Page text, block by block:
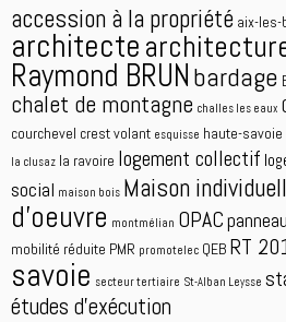
accession à la propriété aix-les-
architecte
Raymond BRUNbardage
chalet de montagne challes les eaux
courchevel crest volant esquisse haute-savoie
la clusaz la ravoire logement collectif
social maison bois Maison
d'oeuvre montmélian OPAC
mobilité réduite PMR promotelec QEB RT
savoie secteur tertiaire St-Alban Leysse
études d'exécution